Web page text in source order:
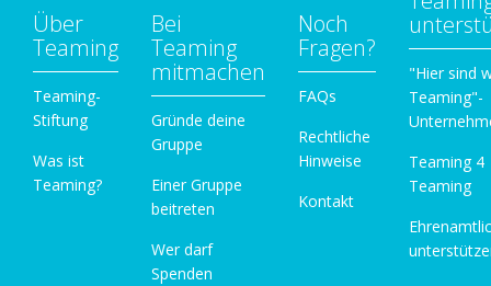
Über
Teaming
Teaming-
Stiftung
Was ist
Teaming?
Bei
Teaming
mitmachen
Gründe deine
Gruppe
Einer Gruppe
beitreten
Wer darf
Spenden
Noch
Fragen?
FAQs
Rechtliche
Hinweise
Kontakt
"Hier sind
Teaming"-
Teaming 4
Teaming